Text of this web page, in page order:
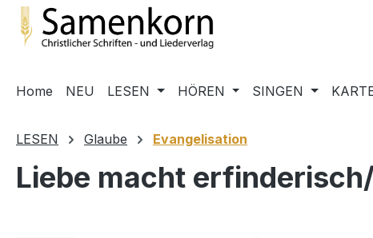
Hauptinhalt springen
Zur Suche springen
Zur Hauptnavigation springen
Home NEU LESEN HÖREN SINGEN
LESEN Glaube Evangelisation
Liebe macht